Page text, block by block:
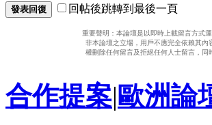
發表回復 回帖後跳轉到最後一頁
重要聲明：本論壇是以即時上載留言方式
非本論壇之立場，用戶不應完全依賴其
權刪除任何留言及拒絕任何人士留言，
合作提案|歐洲論